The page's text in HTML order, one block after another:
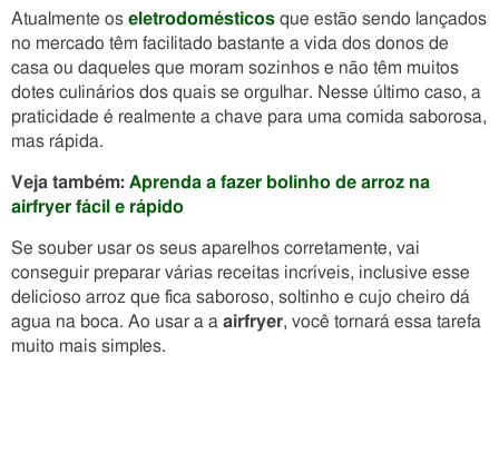
Atualmente os eletrodomésticos que estão sendo lançados
no mercado têm facilitado bastante a vida dos donos de
casa ou daqueles que moram sozinhos e não têm muitos
dotes culinários dos quais se orgulhar. Nesse último caso, a
praticidade é realmente a chave para uma comida saborosa,
mas rápida.
Veja também: Aprenda a fazer bolinho de arroz na
airfryer fácil e rápido
Se souber usar os seus aparelhos corretamente, vai
conseguir preparar várias receitas incríveis, inclusive esse
delicioso arroz que fica saboroso, soltinho e cujo cheiro dá
agua na boca. Ao usar a a airfryer, você tornará essa tarefa
muito mais simples.